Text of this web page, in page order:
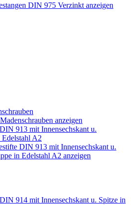
DIN 975 Verzinkt anzeigen
anzeigen
913 mit Innensechskant u.
A2
DIN 913 mit Innensechskant u.
in Edelstahl A2 anzeigen
914 mit Innensechskant u. Spitze in